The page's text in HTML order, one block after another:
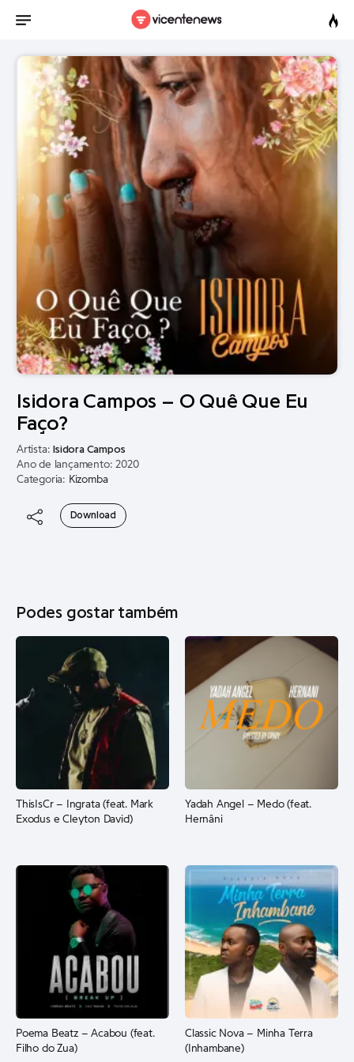
Isidora Campos – O Quê Que Eu
Faço?
Artista: Isidora Campos
Ano de lançamento: 2020
Categoria: Kizomba
Download
Podes gostar também
ThisIsCr – Ingrata (feat. Mark
Exodus e Cleyton David)
Yadah Angel – Medo (feat.
Hernâni
Poema Beatz – Acabou (feat.
Filho do Zua)
Classic Nova – Minha Terra
(Inhambane)